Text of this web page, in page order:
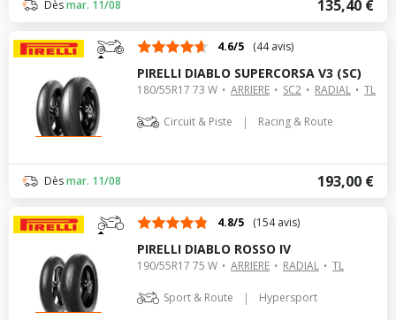
135,40 €
Dèsmar. 11/08
4.6/5 (44 avis)
PIRELLI DIABLO SUPERCORSA V3 (SC)
180/55R17 73 W ARRIERE SC2 RADIAL TL
Circuit & Piste | Racing & Route
193,00 €
Dèsmar. 11/08
4.8/5 (154 avis)
PIRELLI DIABLO ROSSO IV
190/55R17 75 W ARRIERE RADIAL TL
Sport & Route | Hypersport